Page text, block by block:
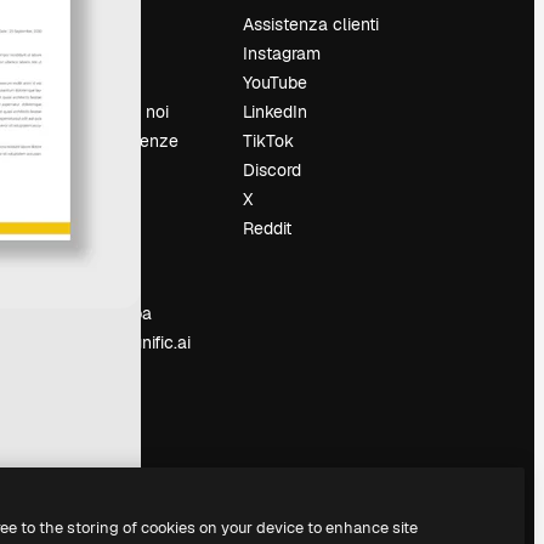
Lavora con noi
Cerca tendenze
Slidesgo
Vendi i tuoi
Sala stampa
Cerchi magnific.ai
Assistenza clienti
Instagram
YouTube
LinkedIn
TikTok
Discord
X
Reddit
to the storing of cookies on your device to enhance site